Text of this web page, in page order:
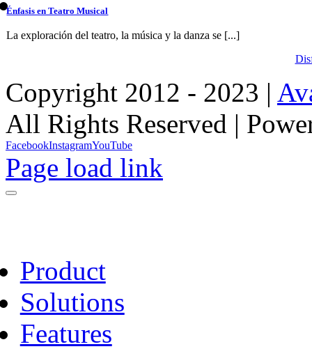
Énfasis en Teatro Musical
La exploración del teatro, la música y la danza se [...]
Copyright 2012 - 2023 |
All Rights Reserved |
FacebookInstagramYouTube
Page load link
Product
Solutions
Features